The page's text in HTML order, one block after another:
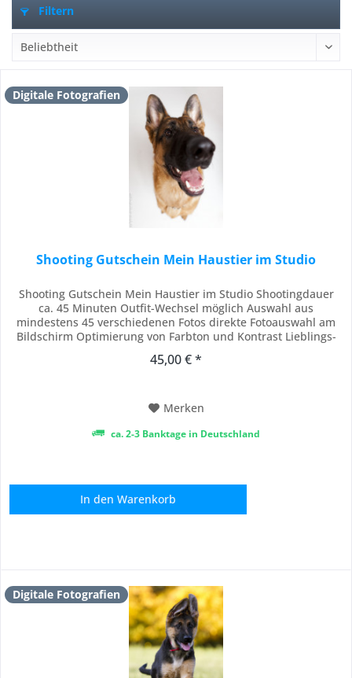
Filtern
Digitale Fotografien
Shooting Gutschein Mein Haustier im Studio
Shooting Gutschein Mein Haustier im Studio Shootingdauer
ca. 45 Minuten Outfit-Wechsel möglich Auswahl aus
mindestens 45 verschiedenen Fotos direkte Fotoauswahl am
Bildschirm Optimierung von Farbton und Kontrast Lieblings-
Monate gültig Bitte vereinbaren Sie zur Einlösung des
45,00 € *
Merken
ca. 2-3 Banktage in Deutschland
In den Warenkorb
Digitale Fotografien